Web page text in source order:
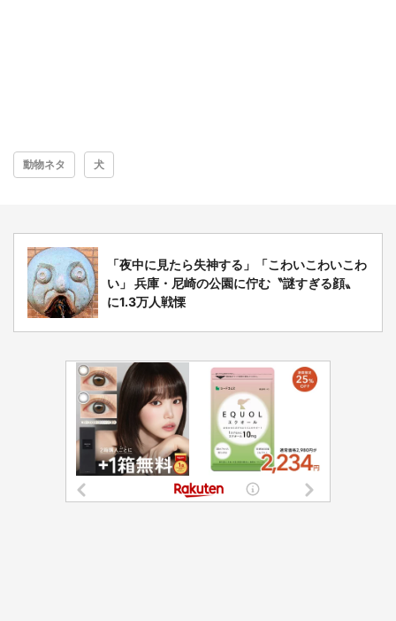
動物ネタ 犬
「夜中に見たら失神する」「こわいこわいこわ
い」 兵庫・尼崎の公園に佇む〝謎すぎる顔〟
に1.3万人戦慄